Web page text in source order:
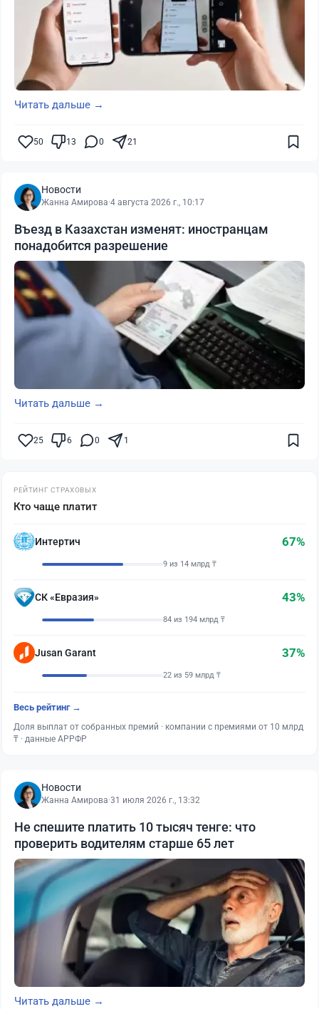
Читать дальше →
50 13 0 21
Новости
Жанна Амирова·4 августа 2026 г., 10:17
Въезд в Казахстан изменят: иностранцам
понадобится разрешение
Читать дальше →
25 6 0 1
РЕЙТИНГ СТРАХОВЫХ
Кто чаще платит
Интертич 67%
9 из 14 млрд ₸
СК «Евразия» 43%
84 из 194 млрд ₸
Jusan Garant 37%
22 из 59 млрд ₸
Весь рейтинг →
Доля выплат от собранных премий · компании с премиями от 10 млрд
₸ · данные АРРФР
Новости
Жанна Амирова·31 июля 2026 г., 13:32
Не спешите платить 10 тысяч тенге: что
проверить водителям старше 65 лет
Читать дальше →